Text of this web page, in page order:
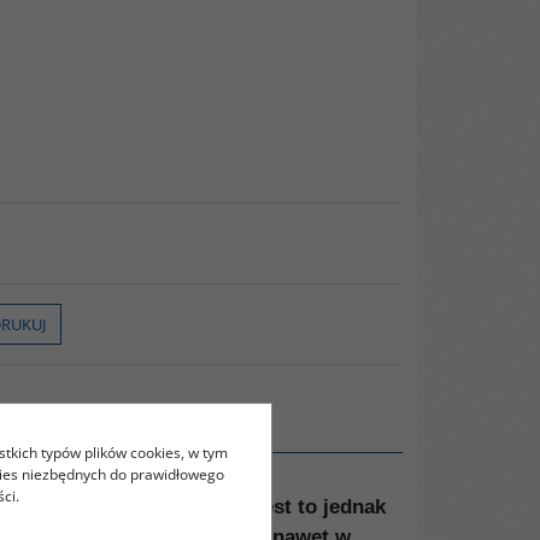
saudyjskiej wioski. Jest to jednak
typów plików cookies, w tym
niezbędnych do prawidłowego